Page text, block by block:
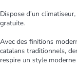
Dispose d'un
gratuite.
Avec des finitions
catalans traditionnels,
respire un style